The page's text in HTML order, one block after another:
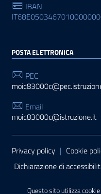
Questo sito utilizza
IBAN
POSTA ELETTRONICA
PEC
Email
moic83000c@istruzione.it
Sezione Link
Privacy policy | Cookie
Dichiarazione di